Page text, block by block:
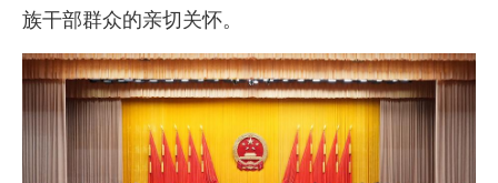
族干部群众的亲切关怀。